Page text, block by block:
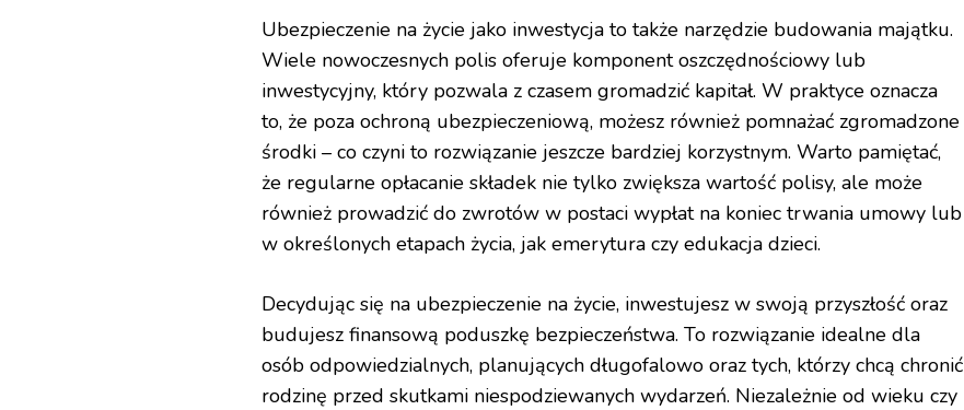
Ubezpieczenie na życie jako inwestycja to także narzędzie budowania majątku.
Wiele nowoczesnych polis oferuje komponent oszczędnościowy lub
inwestycyjny, który pozwala z czasem gromadzić kapitał. W praktyce oznacza
to, że poza ochroną ubezpieczeniową, możesz również pomnażać zgromadzone
środki – co czyni to rozwiązanie jeszcze bardziej korzystnym. Warto pamiętać,
że regularne opłacanie składek nie tylko zwiększa wartość polisy, ale może
również prowadzić do zwrotów w postaci wypłat na koniec trwania umowy lub
w określonych etapach życia, jak emerytura czy edukacja dzieci.
Decydując się na ubezpieczenie na życie, inwestujesz w swoją przyszłość oraz
budujesz finansową poduszkę bezpieczeństwa. To rozwiązanie idealne dla
osób odpowiedzialnych, planujących długofalowo oraz tych, którzy chcą chronić
rodzinę przed skutkami niespodziewanych wydarzeń. Niezależnie od wieku czy